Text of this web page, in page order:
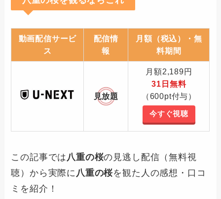
動画配信サービ
ス
配信情
報
月額（税込）・無
料期間
見放題
月額2,189円
31日無料
（600pt付与）
今すぐ視聴
この記事では 八重の桜の見逃し配信（無料視
聴）から実際に 八重の桜を観た人の感想・口コ
ミを紹介！